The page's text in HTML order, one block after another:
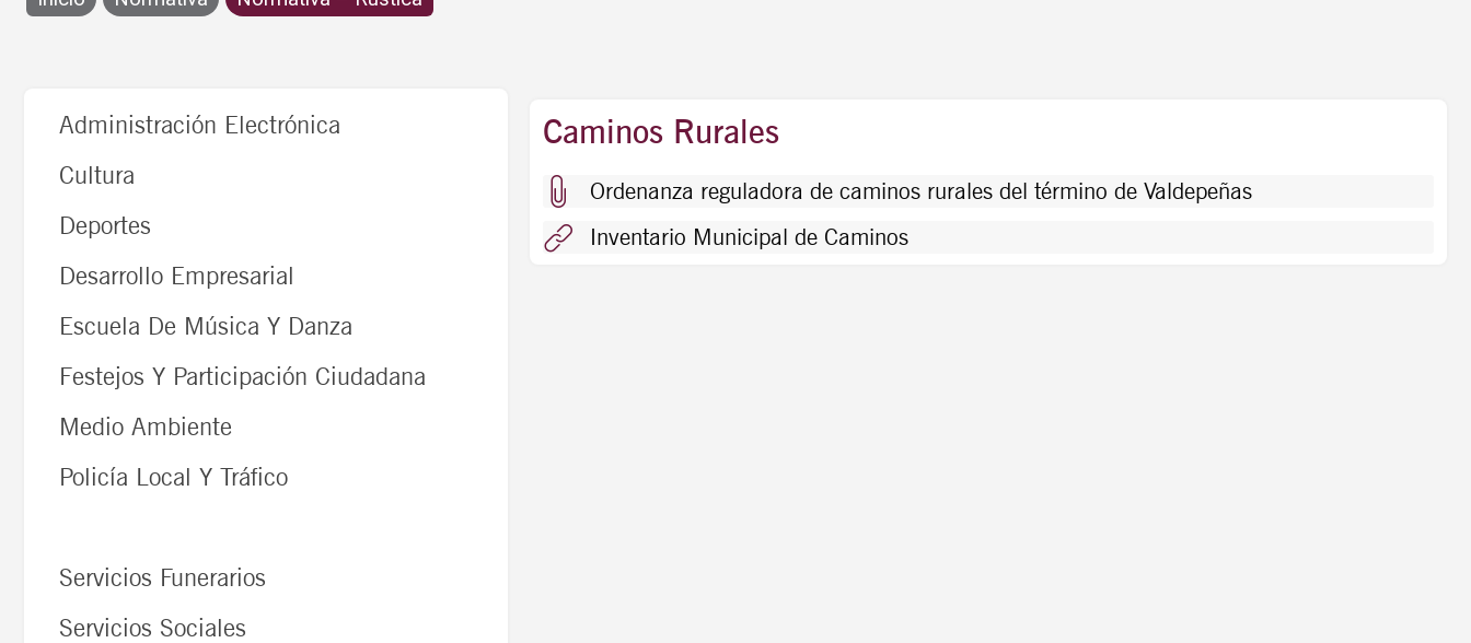
Administración Electrónica
Cultura
Deportes
Desarrollo Empresarial
Escuela De Música Y Danza
Festejos Y Participación Ciudadana
Medio Ambiente
Policía Local Y Tráfico
Servicios Funerarios
Servicios Sociales
Caminos Rurales
Ordenanza reguladora de caminos rurales del término de Valdepeñas
Inventario Municipal de Caminos